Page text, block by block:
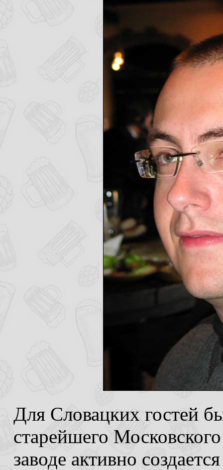
Для Словацких гостей
старейшего
заводе активно